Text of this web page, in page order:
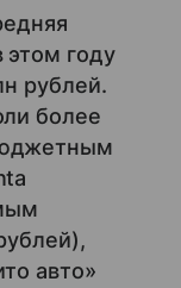
году
рублей.
более
авто»